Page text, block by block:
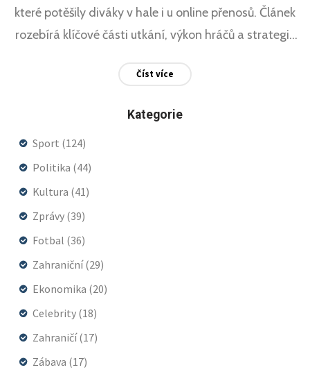
které potěšily diváky v hale i u online přenosů. Článek
rozebírá klíčové části utkání, výkon hráčů a strategie
reakce trenérů a konkrétní skóre.
Číst více
Kategorie
Sport (124)
Politika (44)
Kultura (41)
Zprávy (39)
Fotbal (36)
Zahraniční(29)
Ekonomika (20)
Celebrity (18)
Zahraničí(17)
Zábava (17)